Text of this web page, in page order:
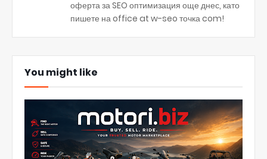
оферта за SEO оптимизация още днес, като
пишете на office at w-seo точка com!
You might like